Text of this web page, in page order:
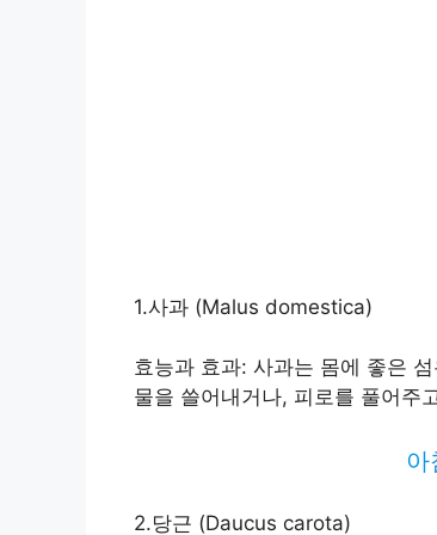
1.사과 (Malus domestica)
효능과 효과: 사과는 몸에 좋은
물을 쓸어내거나, 피로를 풀어주
아
2.당근 (Daucus carota)